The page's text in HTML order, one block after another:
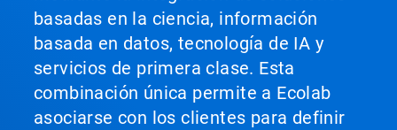
basadas en la ciencia, información
basada en datos, tecnología de IA y
servicios de primera clase. Esta
combinación única permite a Ecolab
asociarse con los clientes para definir